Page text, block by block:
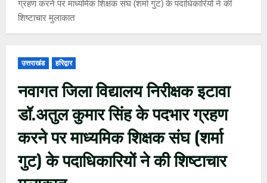
ग्रहण करने पर माध्यमिक शिक्षक संघ (शर्मा गुट) के पदाधिकारियों ने की
शिष्टाचार मुलाकात
उत्तराखंड हरिद्वार
नवागत जिला विद्यालय निरीक्षक इटावा
डॉ.अतुल कुमार सिंह के पदभार ग्रहण
करने पर माध्यमिक शिक्षक संघ (शर्मा
गुट) के पदाधिकारियों ने की शिष्टाचार